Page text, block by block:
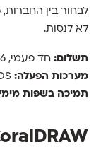
לבחור בין
לא לנסות.
תשלום:חד פעמי, 36 ₪.
מערכות הפעלה:iOS, iPadOS.
תמיכה בשפות